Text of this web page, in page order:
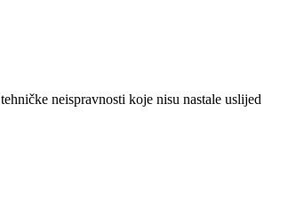
neispravnosti koje nisu nastale uslijed